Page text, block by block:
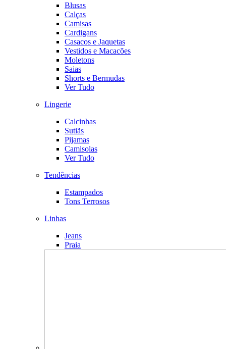
Blusas
Calças
Camisas
Cardigans
Casacos e Jaquetas
Vestidos e Macacões
Moletons
Saias
Shorts e Bermudas
Ver Tudo
Lingerie
Calcinhas
Sutiãs
Pijamas
Camisolas
Ver Tudo
Tendências
Estampados
Tons Terrosos
Linhas
Jeans
Praia